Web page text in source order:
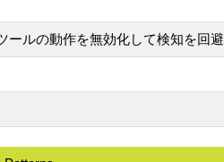
ールの動作を無効化して検知を回避